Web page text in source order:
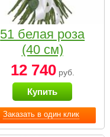
Заказать в один клик
51 белая роза
(40 см)
12 740руб.
Купить